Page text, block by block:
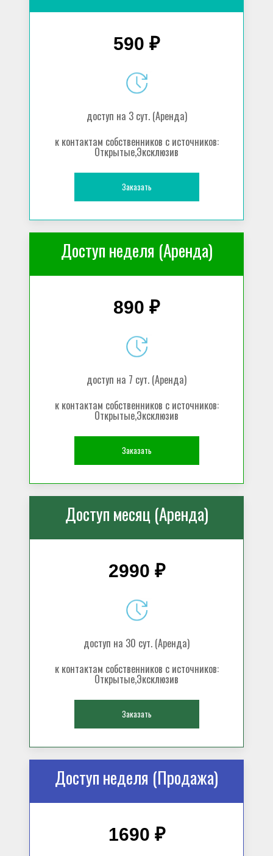
590 ₽
доступ на 3 сут. (Аренда)
к контактам собственников с источников:
Открытые,Эксклюзив
Заказать
Доступ неделя (Аренда)
890 ₽
доступ на 7 сут. (Аренда)
к контактам собственников с источников:
Открытые,Эксклюзив
Заказать
Доступ месяц (Аренда)
2990 ₽
доступ на 30 сут. (Аренда)
к контактам собственников с источников:
Открытые,Эксклюзив
Заказать
Доступ неделя (Продажа)
1690 ₽